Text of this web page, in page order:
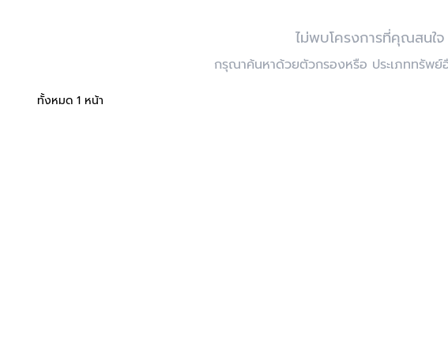
ไม่พบโครงการที่คุณสนใจ
กรุณาค้นหาด้วยตัวกรองหรือ ประเภททรัพ
ทั้งหมด 1 หน้า